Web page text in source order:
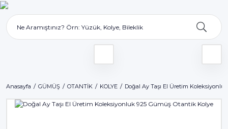
Anasayfa GÜMÜŞ OTANTİK KOLYE Doğal Ay Taşı El Üretim